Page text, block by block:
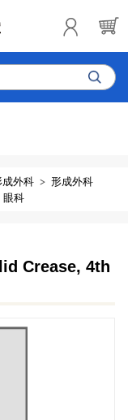
成外科
形成外科
眼科
Crease, 4th